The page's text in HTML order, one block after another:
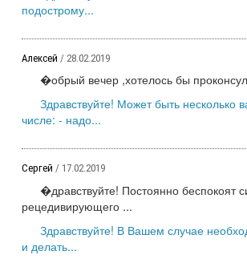
подострому...
Алексей / 28.02.2019
�обрый вечер ,хотелось бы
Здравствуйте! Может быть несколько
числе: - надо...
Сергей / 17.02.2019
�дравствуйте! Постоянно беспокоят
рецедивирующего ...
Здравствуйте! В Вашем случае
и делать...